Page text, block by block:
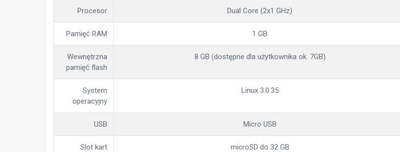
Procesor Dual Core (2x1 GHz)
Pamięć RAM 1 GB
Wewnętrzna
pamięć flash
8 GB (dostępne dla użytkownika ok. 7GB)
System
operacyjny
Linux 3.0.35
USB Micro USB
Slot kart
microSD do 32 GB